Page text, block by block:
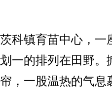
镇育苗中心，一
一的排列在田野。
，一股温热的气息